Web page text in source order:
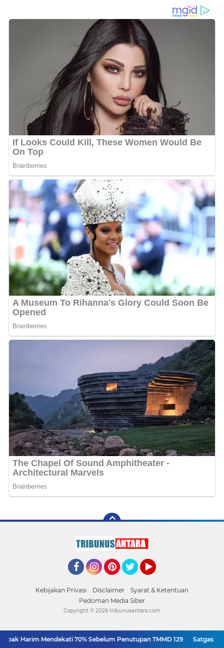
Kebijakan Privasi Disclaimer
Syarat & Ketentuan
Pedoman Media Siber
Harim Mendekati 70% Sebelum Penutupan TMMD 129 Satgas
Copyright © 2026 tribunusantara.com